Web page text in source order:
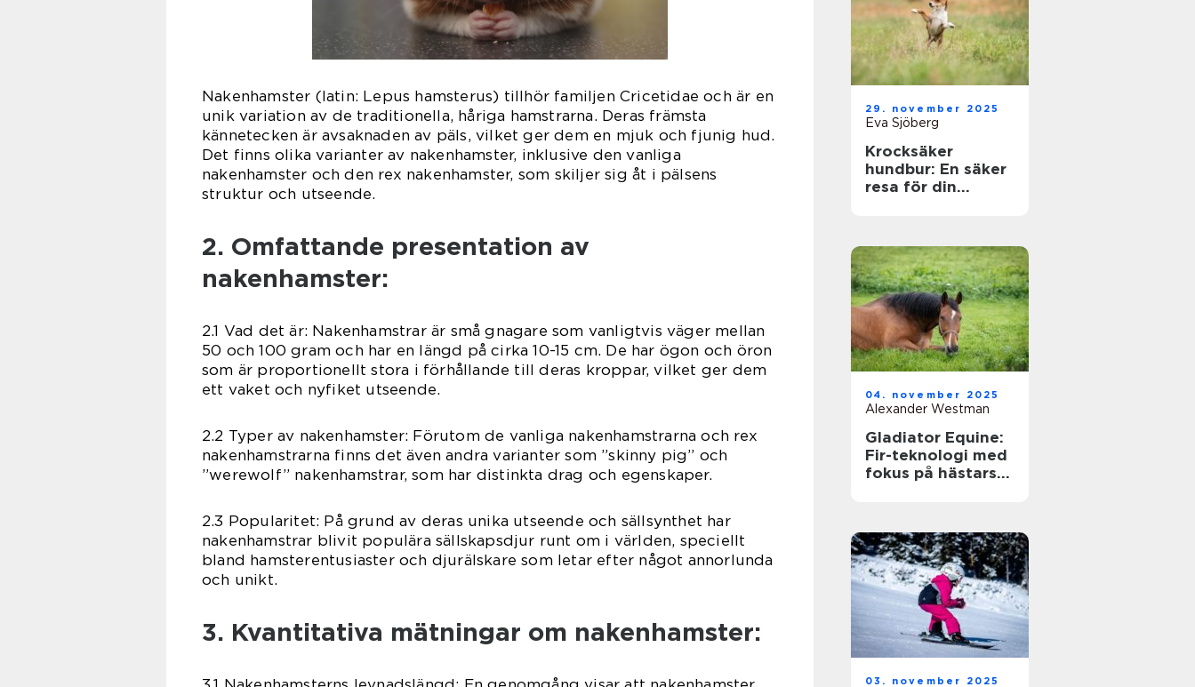
Nakenhamster (latin: Lepus hamsterus) tillhör familjen Cricetidae och är en
unik variation av de traditionella, håriga hamstrarna. Deras främsta
kännetecken är avsaknaden av päls, vilket ger dem en mjuk och fjunig hud.
Det finns olika varianter av nakenhamster, inklusive den vanliga
nakenhamster och den rex nakenhamster, som skiljer sig åt i pälsens
struktur och utseende.
2. Omfattande presentation av
nakenhamster:
2.1 Vad det är: Nakenhamstrar är små gnagare som vanligtvis väger mellan
50 och 100 gram och har en längd på cirka 10-15 cm. De har ögon och öron
som är proportionellt stora i förhållande till deras kroppar, vilket ger dem
ett vaket och nyfiket utseende.
2.2 Typer av nakenhamster: Förutom de vanliga nakenhamstrarna och rex
nakenhamstrarna finns det även andra varianter som ”skinny pig” och
”werewolf” nakenhamstrar, som har distinkta drag och egenskaper.
2.3 Popularitet: På grund av deras unika utseende och sällsynthet har
nakenhamstrar blivit populära sällskapsdjur runt om i världen, speciellt
bland hamsterentusiaster och djurälskare som letar efter något annorlunda
och unikt.
3. Kvantitativa mätningar om nakenhamster:
29. november 2025
Eva Sjöberg
Krocksäker
hundbur: En säker
resa för din
04. november 2025
Alexander Westman
Gladiator Equine:
Fir-teknologi med
fokus på hästars
03. november 2025